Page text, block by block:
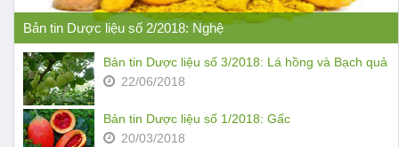
Bản tin Dược liệu số 2/2018: Nghệ
Bản tin Dược liệu số 3/2018: Lá hồng và Bạch quả
22/06/2018
Bản tin Dược liệu số 1/2018: Gấc
20/03/2018